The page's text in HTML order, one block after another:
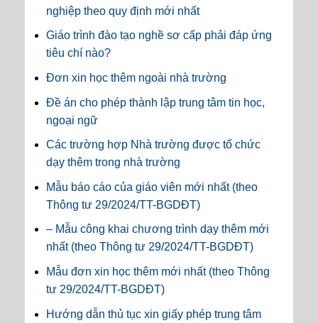
nghiệp theo quy định mới nhất
Giáo trình đào tạo nghề sơ cấp phải đáp ứng
tiêu chí nào?
Đơn xin học thêm ngoài nhà trường
Đề án cho phép thành lập trung tâm tin học,
ngoại ngữ
Các trường hợp Nhà trường được tổ chức
dạy thêm trong nhà trường
Mẫu báo cáo của giáo viên mới nhất (theo
Thông tư 29/2024/TT-BGDĐT)
– Mẫu công khai chương trình dạy thêm mới
nhất (theo Thông tư 29/2024/TT-BGDĐT)
Mẫu đơn xin học thêm mới nhất (theo Thông
tư 29/2024/TT-BGDĐT)
Hướng dẫn thủ tục xin giấy phép trung tâm